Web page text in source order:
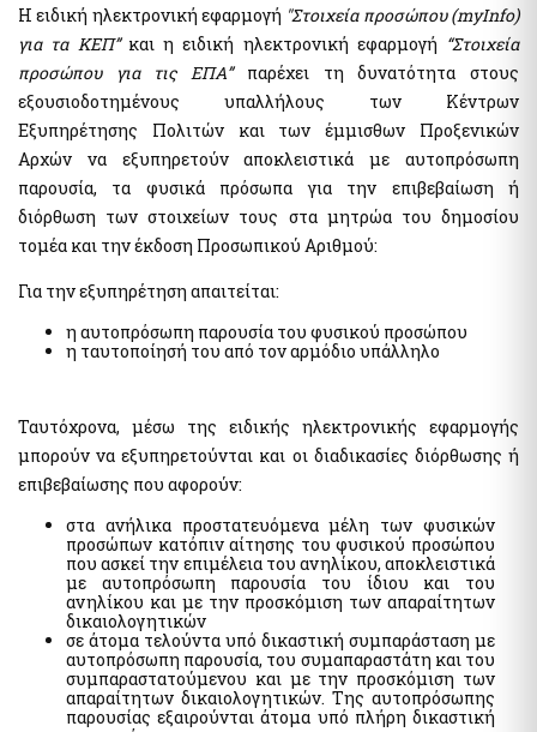
Διασταυρωτικοί Έλεγχοι Οχημάτων (για Δημόσια Διοίκηση)
Ειδική ηλεκτρονική εφαρμογή "Στοιχεία προσώπου (myInfo)
για τα Κέντρα εξυπηρέτησης Πολιτών (ΚΕΠ)" - Ειδική
ηλεκτρονική εφαρμογή "Στοιχεία Προσώπου (myInfo) για τις
έμμισθες Προξενικές Αρχές (ΕΠΑ)"
Ψηφιακή πλατφόρμα συλλογής και τήρησης στατιστικών
στοιχείων για θέματα πρόληψης και καταπολέμησης της
νομιμοποίησης εσόδων από εγκληματικές δραστηριότητες και
της χρηματοδότησης της τρομοκρατίας
Οχήματα
Τηλεπικοινωνίες
Μητρώο Δικαιούχων Απαλλαγής Τελών Συνδρομητών Κινητής
Τηλεφωνίας και Καρτοκινητής Τηλεφωνίας (Μη.Δ.Α.Τε.)
Ελεγκτικές Υπηρεσίες Ελληνικού Δημοσίου
Υποβολή δήλωσης "ΠΟΘΕΝ ΕΣΧΕΣ"
Κοινωνικό μέρισμα
Στοιχεία Πολιτών και εξ Αποστάσεως Εξυπηρέτηση
myConsulLive - Εξυπηρέτηση με τηλεδιάσκεψη από
Προξενική Αρχή του Υπουργείου Εξωτερικών
myKEPlive - Εξυπηρέτηση με τηλεδιάσκεψη από Κέντρο
Εξυπηρέτησης Πολιτών (ΚΕΠ)
Ηλεκτρονικό αίτημα ραντεβού σε Κέντρο Εξυπηρέτησης
Πολιτών (ΚΕΠ)
myEFKALive - Εξυπηρέτηση με τηλεδιάσκεψη από τον e-ΕΦΚΑ
Πλατφόρμα Φυσικού Ραντεβού ΔΥΠΑ
myDIMOSlive – Eξυπηρέτηση με τηλεδιάσκεψη από τον Δήμο
Η ειδική ηλεκτρονική εφαρμογή "Στοιχεία προσώπου (myInfo)
για τα ΚΕΠ”και η ειδική ηλεκτρονική εφαρμογή “Στοιχεία
προσώπου για τις ΕΠΑ”παρέχει τη δυνατότητα στους
εξουσιοδοτημένους υπαλλήλους των Κέντρων
Εξυπηρέτησης Πολιτών και των έμμισθων Προξενικών
Αρχών να εξυπηρετούν αποκλειστικά με αυτοπρόσωπη
παρουσία, τα φυσικά πρόσωπα για την επιβεβαίωση ή
διόρθωση των στοιχείων τους στα μητρώα του δημοσίου
τομέα και την έκδοση Προσωπικού Αριθμού:
Για την εξυπηρέτηση απαιτείται:
η αυτοπρόσωπη παρουσία του φυσικού προσώπου
η ταυτοποίησή του από τον αρμόδιο υπάλληλο
Ταυτόχρονα, μέσω της ειδικής ηλεκτρονικής εφαρμογής
μπορούν να εξυπηρετούνται και οι διαδικασίες διόρθωσης ή
επιβεβαίωσης που αφορούν:
στα ανήλικα προστατευόμενα μέλη των φυσικών
προσώπων κατόπιν αίτησης του φυσικού προσώπου
που ασκεί την επιμέλεια του ανηλίκου, αποκλειστικά
με αυτοπρόσωπη παρουσία του ίδιου και του
ανηλίκου και με την προσκόμιση των απαραίτητων
δικαιολογητικών
σε άτομα τελούντα υπό δικαστική συμπαράσταση με
αυτοπρόσωπη παρουσία, του συμαπαραστάτη και του
συμπαραστατούμενου και με την προσκόμιση των
απαραίτητων δικαιολογητικών. Της αυτοπρόσωπης
παρουσίας εξαιρούνται άτομα υπό πλήρη δικαστική